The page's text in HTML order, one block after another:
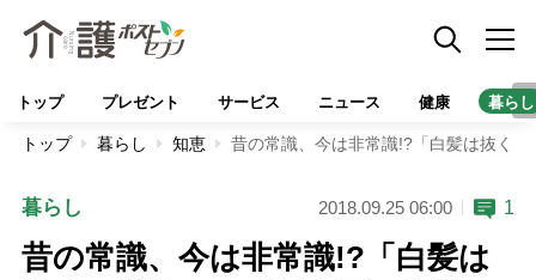
トップ プレゼント サービス ニュース 健康 暮らし
トップ 暮らし 知恵 昔の常識、今は非常識!?「白髪は抜く
暮らし 2018.09.25 06:00 1
昔の常識、今は非常識!?「白髪は